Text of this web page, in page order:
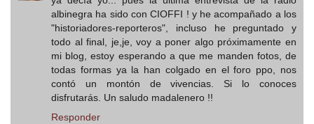
albinegra ha sido con CIOFFI ! y he acompañado a los
"historiadores-reporteros", incluso he preguntado y
todo al final, je,je, voy a poner algo próximamente en
mi blog, estoy esperando a que me manden fotos, de
todas formas ya la han colgado en el foro ppo, nos
contó un montón de vivencias. Si lo conoces
disfrutarás. Un saludo madalenero !!
Responder